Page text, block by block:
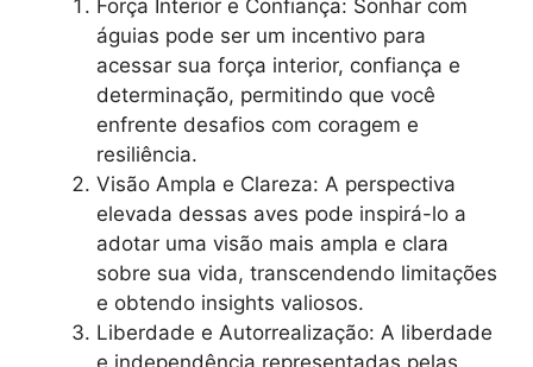
Força Interior e Confiança: Sonhar com
águias pode ser um incentivo para
acessar sua força interior, confiança e
determinação, permitindo que você
enfrente desafios com coragem e
resiliência.
Visão Ampla e Clareza: A perspectiva
elevada dessas aves pode inspirá-lo a
adotar uma visão mais ampla e clara
sobre sua vida, transcendendo limitações
e obtendo insights valiosos.
Liberdade e Autorrealização: A liberdade
e independência representadas pelas